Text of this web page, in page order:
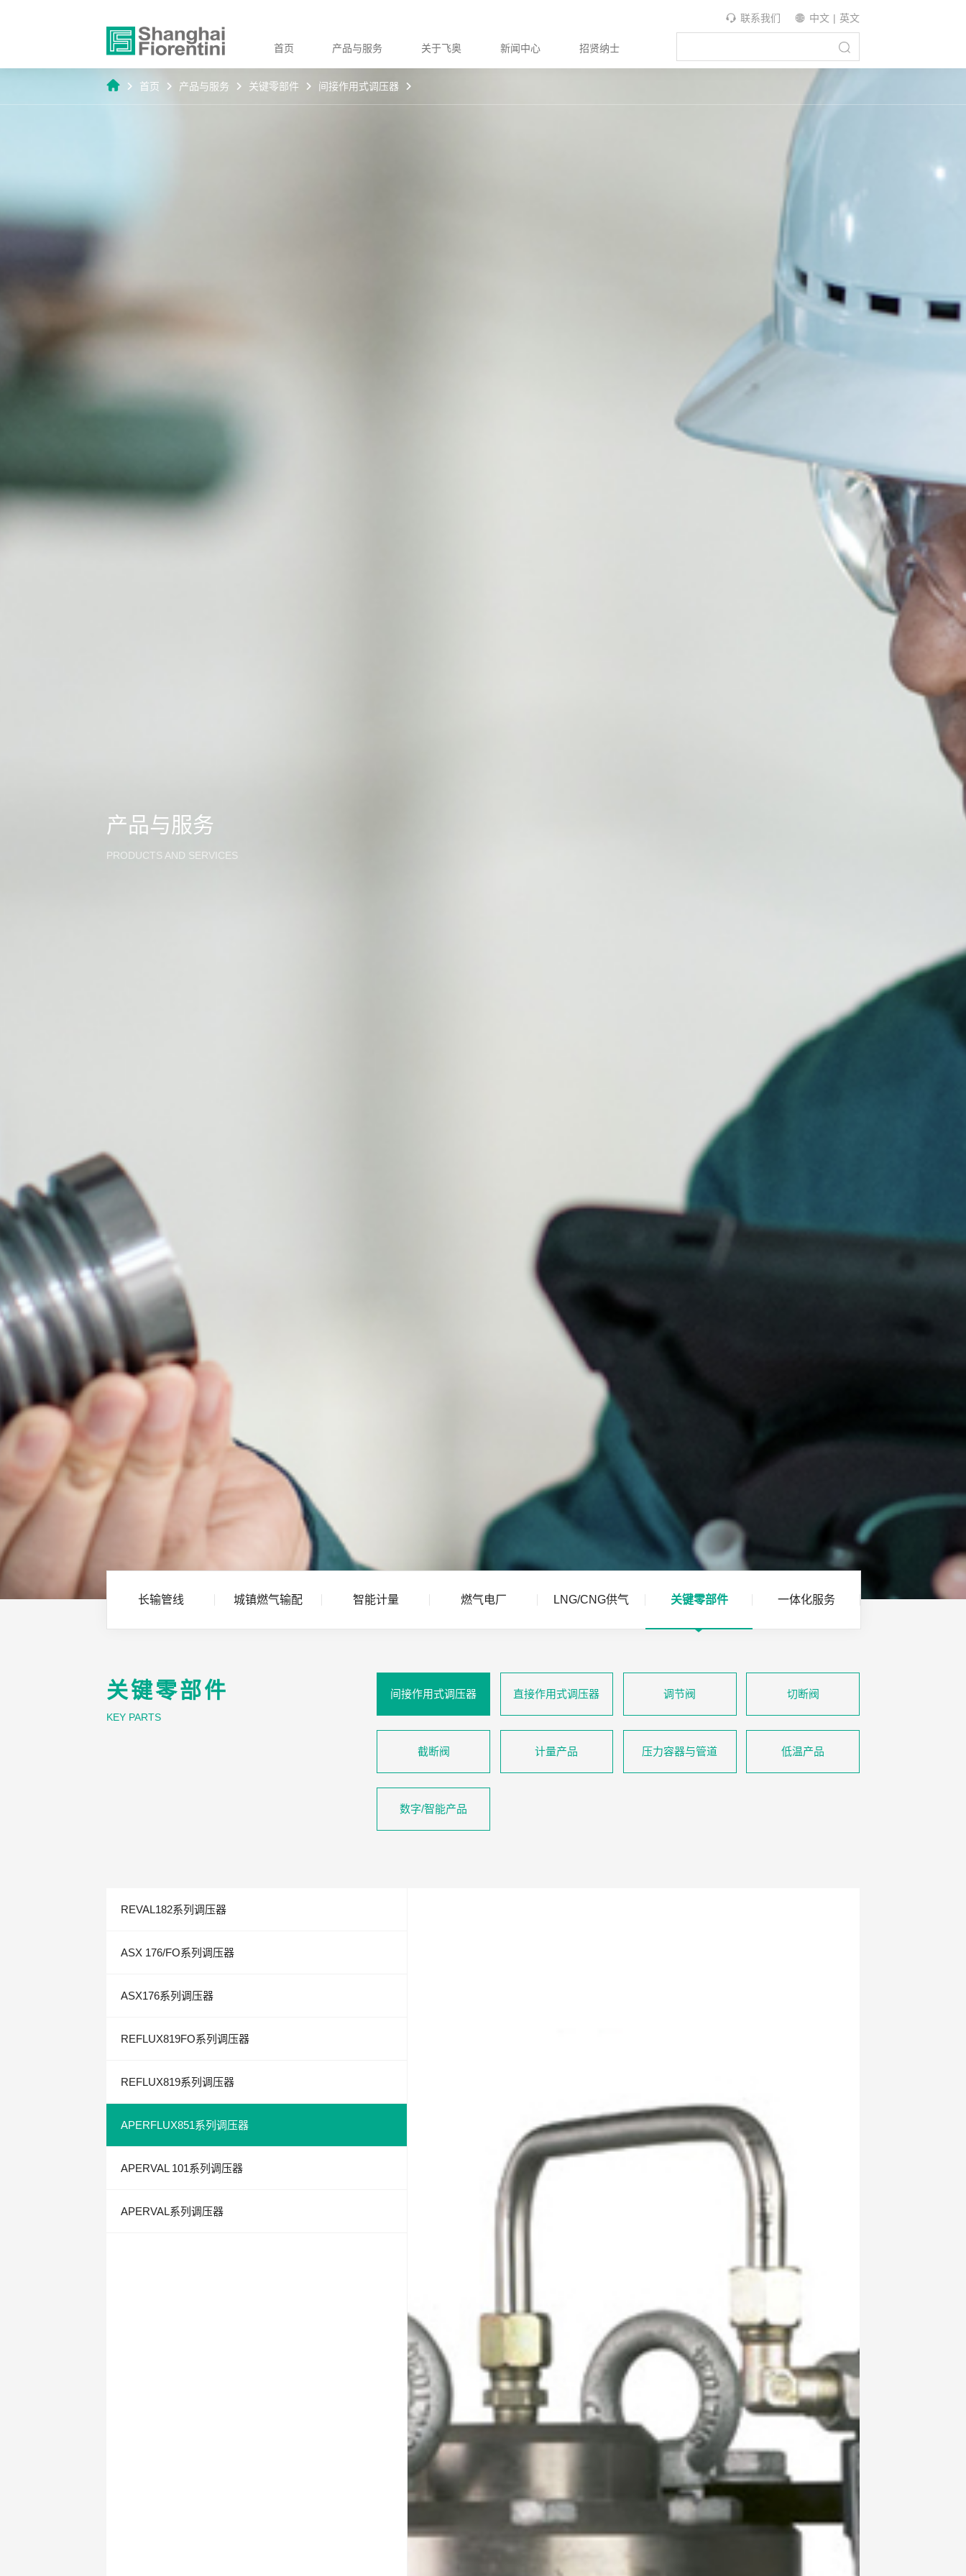
首页 产品与服务 关于飞奥 新闻中心 招贤纳士
联系我们 中文 | 英文
首页 产品与服务 关键零部件 间接作用式调压器
产品与服务
PRODUCTS AND SERVICES
长输管线 城镇燃气输配 智能计量 燃气电厂 LNG/CNG供气 关键零部件 一体化服务
关键零部件
KEY PARTS
间接作用式调压器 直接作用式调压器 调节阀 切断阀
截断阀 计量产品 压力容器与管道 低温产品
数字/智能产品
REVAL182系列调压器
ASX 176/FO系列调压器
ASX176系列调压器
REFLUX819FO系列调压器
REFLUX819系列调压器
APERFLUX851系列调压器
APERVAL 101系列调压器
APERVAL系列调压器